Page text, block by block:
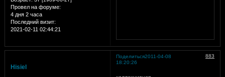
Провел на форуме:
4 дня 2 часа
Последний визит:
2021-02-11 02:44:21
Поделиться 883
2011-04-08
18:20:26
Hisiel